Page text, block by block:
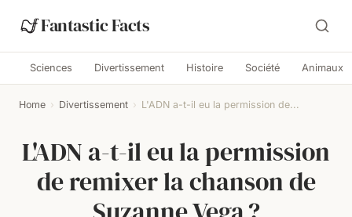
Fantastic Facts
Sciences Divertissement Histoire Société Animaux
Home › Divertissement › L'ADN a-t-il eu la permission de...
L'ADN a-t-il eu la permission
de remixer la chanson de